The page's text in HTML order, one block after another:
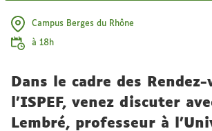
Actualités
Campus Berges du Rhône
à 18h
Dans le cadre des Rendez-
l'ISPEF, venez discuter
Lembré, professeur à